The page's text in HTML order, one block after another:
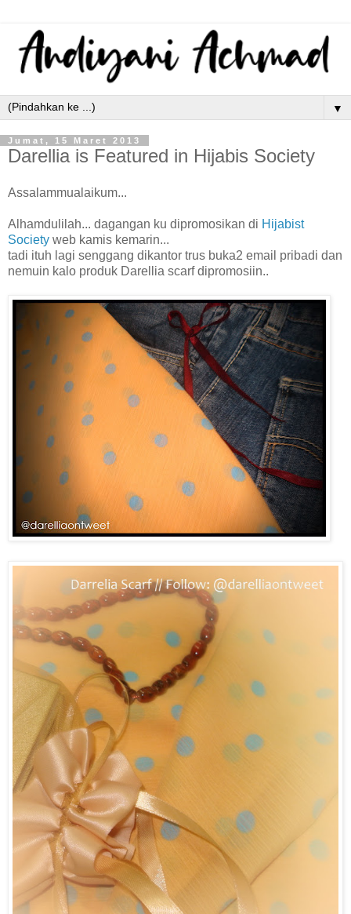
▼
Jumat, 15 Maret 2013
Darellia is Featured in Hijabis Society
Assalammualaikum...
Alhamdulilah... dagangan ku dipromosikan di Hijabist
Society web kamis kemarin...
tadi ituh lagi senggang dikantor trus buka2 email pribadi dan
nemuin kalo produk Darellia scarf dipromosiin..